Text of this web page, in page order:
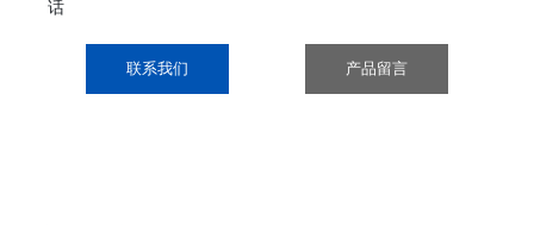
联系我们 产品留言